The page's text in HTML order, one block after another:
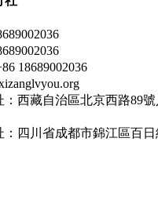
18689002036
：西藏自治區北京西路89
：四川省成都市錦江區百